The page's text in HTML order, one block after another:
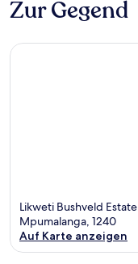
Zur Gegend
Likweti Bushveld
Mpumalanga, 1240
Auf Karte anzeigen